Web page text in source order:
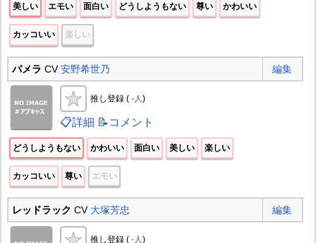
美しい エモい 面白い どうしようもない 尊い かわいい
カッコいい 楽しい
パメラ CV安野希世乃 編集
推し登録 ( -人 )
📋詳細 📝コメント
どうしようもない かわいい 面白い 美しい 楽しい
カッコいい 尊い エモい
レッドラック CV 大塚芳忠 編集
推し登録 ( -人)